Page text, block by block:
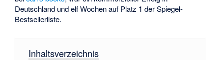
Deutschland und elf Wochen auf Platz 1 der Spiegel-
Bestsellerliste.
Inhaltsverzeichnis